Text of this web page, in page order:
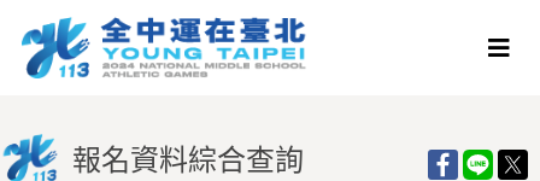
報名資料綜合查詢